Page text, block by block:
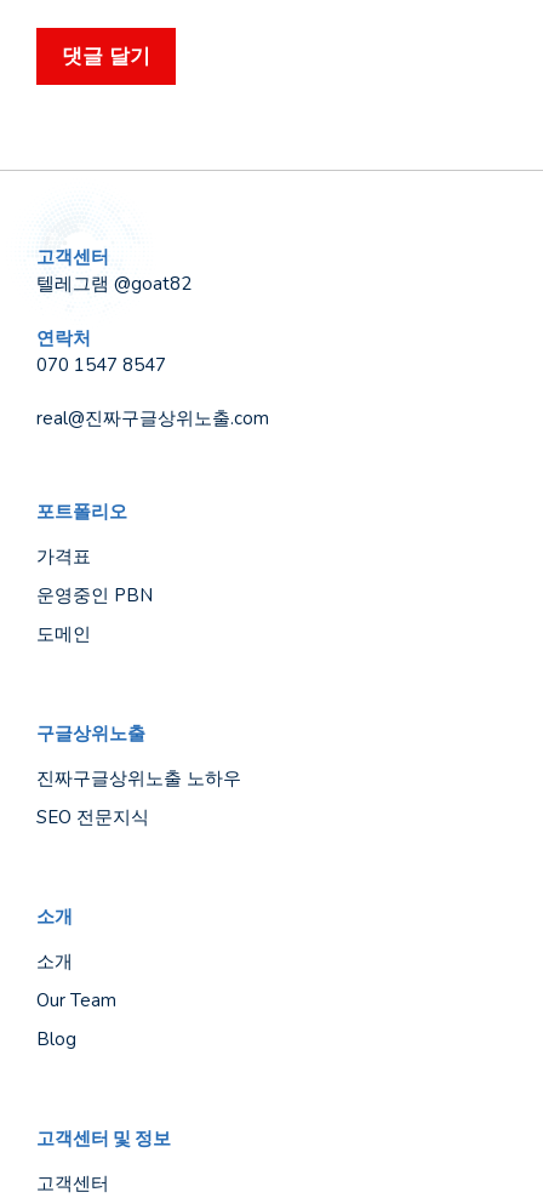
고객센터
텔레그램 @goat82
연락처
070 1547 8547
real@진짜구글상위노출.com
포트폴리오
가격표
운영중인 PBN
도메인
구글상위노출
진짜구글상위노출 노하우
SEO 전문지식
소개
소개
Our Team
Blog
고객센터 및 정보
고객센터